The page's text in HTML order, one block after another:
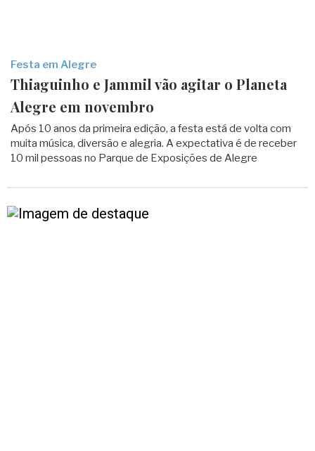
Festa em Alegre
Thiaguinho e Jammil vão agitar o Planeta
Alegre em novembro
Após 10 anos da primeira edição, a festa está de volta com
muita música, diversão e alegria. A expectativa é de receber
10 mil pessoas no Parque de Exposições de Alegre